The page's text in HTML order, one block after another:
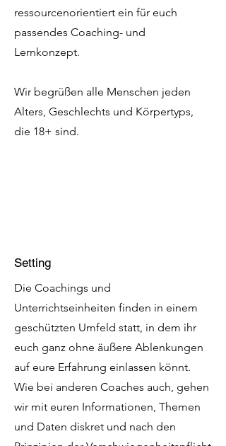
ressourcenorientiert ein für euch
passendes Coaching- und
Lernkonzept.
Wir begrüßen alle Menschen jeden
Alters, Geschlechts und Körpertyps,
die 18+ sind.
Setting
Die Coachings und
Unterrichtseinheiten finden in einem
geschützten Umfeld statt, in dem ihr
euch ganz ohne äußere Ablenkungen
auf eure Erfahrung einlassen könnt.
Wie bei anderen Coaches auch, gehen
wir mit euren Informationen, Themen
und Daten diskret und nach den